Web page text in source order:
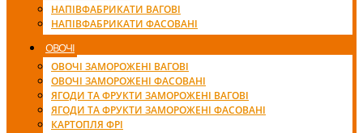
НАПІВФАБРИКАТИ ВАГОВІ
НАПІВФАБРИКАТИ ФАСОВАНІ
ОВОЧІ
ОВОЧІ ЗАМОРОЖЕНІ ВАГОВІ
ОВОЧІ ЗАМОРОЖЕНІ ФАСОВАНІ
ЯГОДИ ТА ФРУКТИ ЗАМОРОЖЕНІ ВАГОВІ
ЯГОДИ ТА ФРУКТИ ЗАМОРОЖЕНІ ФАСОВАНІ
КАРТОПЛЯ ФРІ